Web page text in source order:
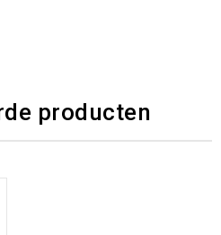
producten